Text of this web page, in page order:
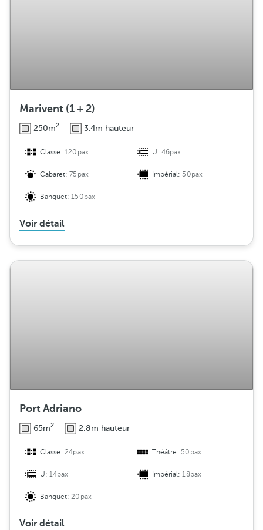
Marivent (1 + 2)
250m2 3.4m hauteur
Classe:120pax U:46pax
Cabaret:75pax Impérial: 50pax
Banquet:150pax
Voir détail
Port Adriano
65m2 2.8m hauteur
Classe:24pax Théâtre: 50pax
U:14pax Impérial:18pax
Banquet:20pax
Voir détail